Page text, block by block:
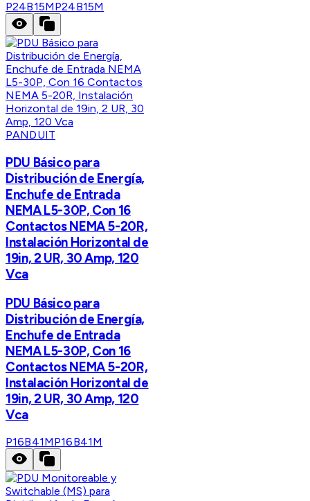
P24B15MP24B15M
PANDUIT
PDU Básico para
Distribución de Energía,
Enchufe de Entrada
NEMA L5-30P, Con 16
Contactos NEMA 5-20R,
Instalación Horizontal de
19in, 2 UR, 30 Amp, 120
Vca
PDU Básico para
Distribución de Energía,
Enchufe de Entrada
NEMA L5-30P, Con 16
Contactos NEMA 5-20R,
Instalación Horizontal de
19in, 2 UR, 30 Amp, 120
Vca
P16B41MP16B41M